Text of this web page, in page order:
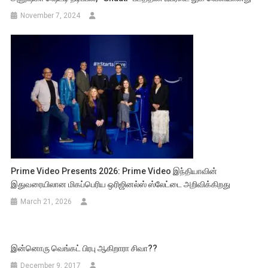
November 7, 2024
Prime Video Presents 2026: Prime Video இந்தியாவின்
இதுவரையிலான மிகப்பெரிய ஒரிஜினல்ஸ் ஸ்லேட்டை அறிவிக்கிறது
March 21, 2026
இன்னொரு வெங்கட் பிரபு ஆகிறாரா சிவா??
December 9, 2017